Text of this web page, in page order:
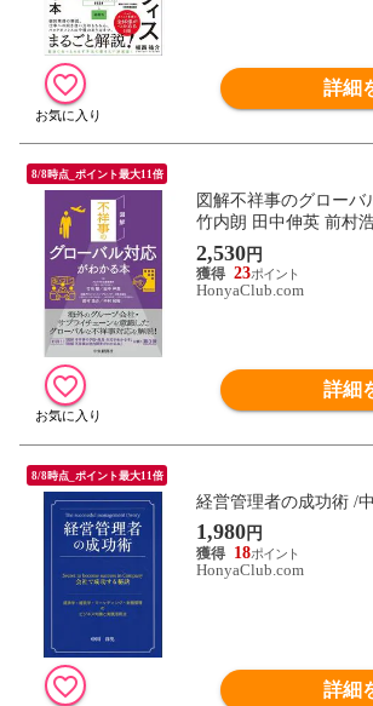
詳細
8/8時点_ポイント最大11倍
図解不祥事のグローバ
竹内朗 田中伸英 前村
2,530円
23
HonyaClub.com
詳細
8/8時点_ポイント最大11倍
経営管理者の成功術 /
1,980円
18
HonyaClub.com
詳細